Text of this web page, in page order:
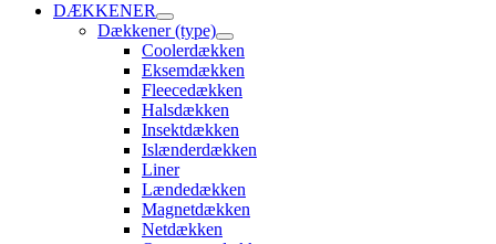
DÆKKENER
Dækkener (type)
Coolerdækken
Eksemdækken
Fleecedækken
Halsdækken
Insektdækken
Islænderdækken
Liner
Lændedækken
Magnetdækken
Netdækken